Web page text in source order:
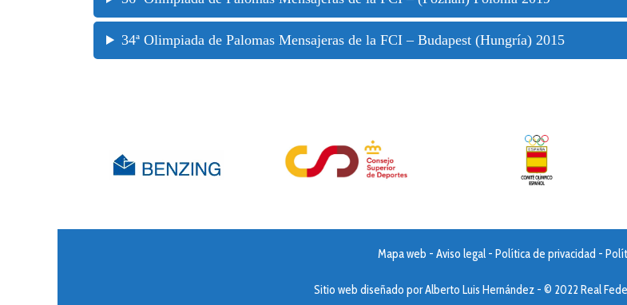
34ª Olimpiada de Palomas Mensajeras de la FCI – Budapest (Hungría) 2015
Mapa web - Aviso legal - Política de privacidad -
Sitio web diseñado porAlberto Luis Hernández - © 2022 Real